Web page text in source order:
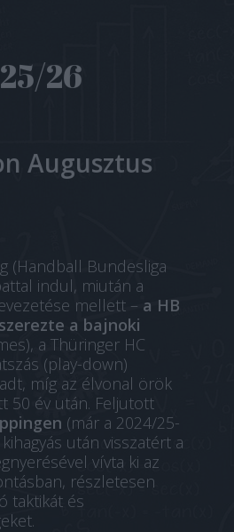
26
Augusztus
(Handball Bundesliga
indul, miután a
mellett – a HB
a bajnoki
a Thüringer HC
(play-down)
míg az élvonal örök
50 év után. Feljutott
(már a 2024/25-
után visszatért a
vívta ki az
részletesen
taktikát és